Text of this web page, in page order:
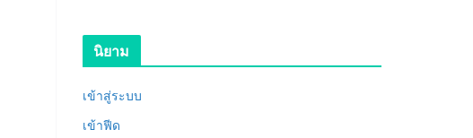
นิยาม
เข้าสู่ระบบ
เข้าฟีด